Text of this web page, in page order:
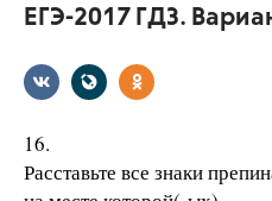
ЕГЭ-2017 ГДЗ.
16.
Расставьте все знаки